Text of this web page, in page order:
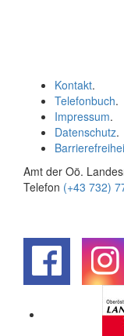
Kontakt.
Telefonbuch.
Impressum.
Datenschutz.
Amt der Oö.
Telefon (+43 732)